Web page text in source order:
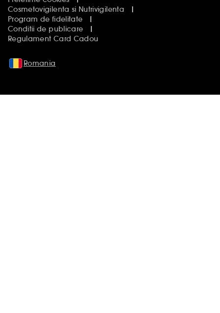
Cosmetovigilenta si Nutrivigilenta
Program de fidelitate
Conditii de publicare
Regulament Card Cadou
Romania